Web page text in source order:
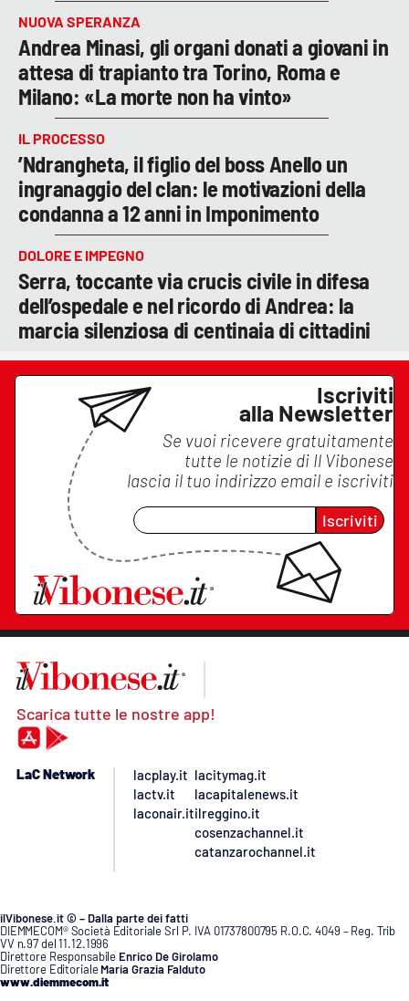
NUOVA SPERANZA
Andrea Minasi, gli organi donati a giovani in
attesa di trapianto tra Torino, Roma e
Milano: «La morte non ha vinto»
IL PROCESSO
’Ndrangheta, il figlio del boss Anello un
ingranaggio del clan: le motivazioni della
condanna a 12 anni in Imponimento
DOLORE E IMPEGNO
Serra, toccante via crucis civile in difesa
dell’ospedale e nel ricordo di Andrea: la
marcia silenziosa di centinaia di cittadini
Iscriviti
alla Newsletter
Se vuoi ricevere gratuitamente
tutte le notizie di Il Vibonese
lascia il tuo indirizzo email e iscriviti
Iscriviti
Scarica tutte le nostre app!
LaC Network
lacplay.it
lactv.it
laconair.it
lacitymag.it
lacapitalenews.it
ilreggino.it
cosenzachannel.it
catanzarochannel.it
ilVibonese.it © – Dalla parte dei fatti
DIEMMECOM® Società Editoriale Srl P. IVA 01737800795 R.O.C. 4049 – Reg. Trib
VV n.97 del 11.12.1996
Direttore Responsabile Enrico De Girolamo
Direttore Editoriale Maria Grazia Falduto
www.diemmecom.it